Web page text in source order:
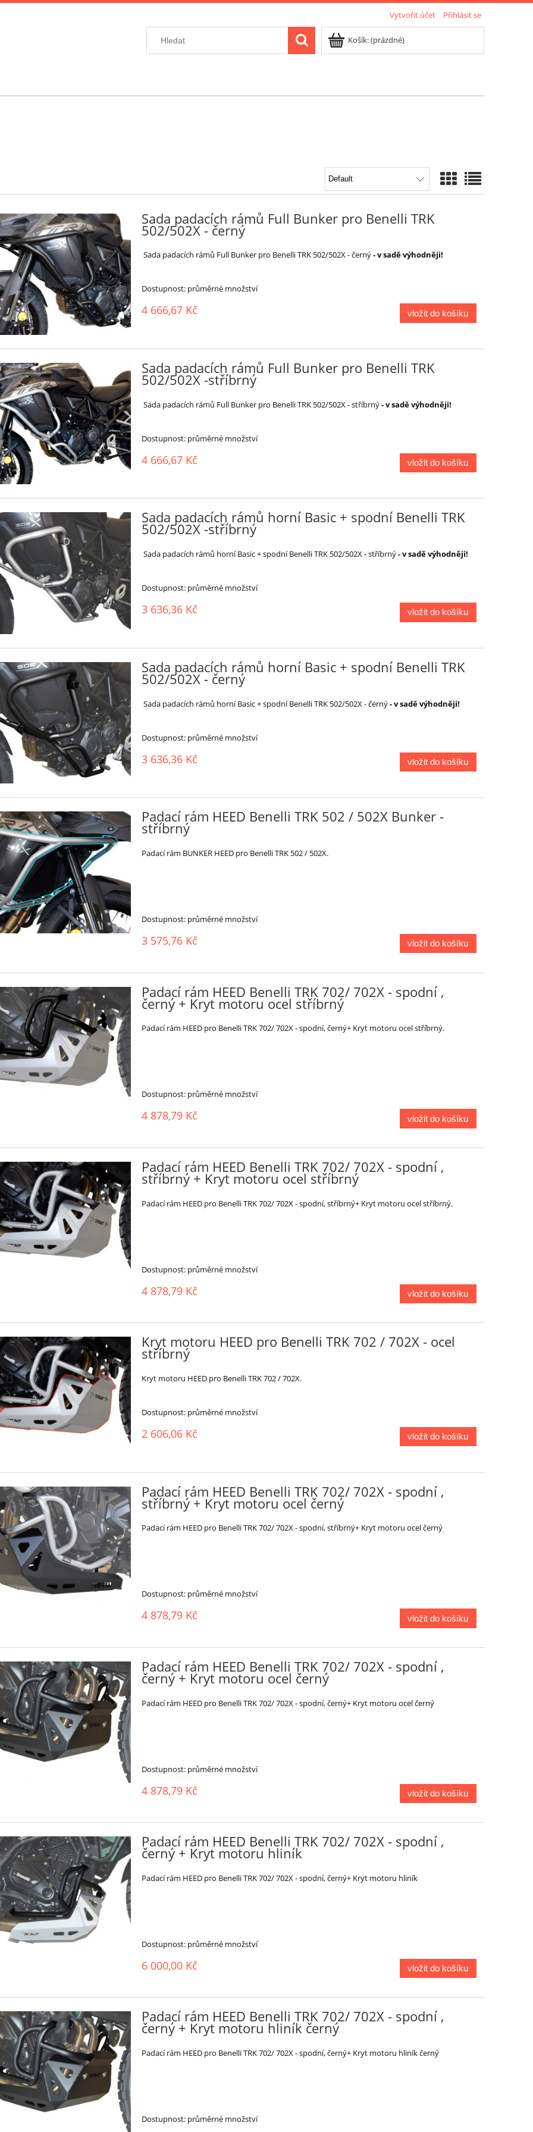
Vytvořit účet Přihlásit se
Košík:(prázdné)
Sada padacích rámů Full Bunker pro Benelli TRK
502/502X - černý
Sada padacích rámů Full Bunker pro Benelli TRK 502/502X - černý- v sadě výhodněji!
Dostupnost: průměrné množství
4 666,67 Kč vložit do košíku
Sada padacích rámů Full Bunker pro Benelli TRK
502/502X -stříbrný
Sada padacích rámů Full Bunker pro Benelli TRK 502/502X - stříbrný- v sadě výhodněji!
Dostupnost: průměrné množství
4 666,67 Kč vložit do košíku
Sada padacích rámů horní Basic + spodní Benelli TRK
502/502X -stříbrný
Sada padacích rámů horní Basic + spodní Benelli TRK 502/502X - stříbrný- v sadě výhodněji!
Dostupnost: průměrné množství
3 636,36 Kč vložit do košíku
Sada padacích rámů horní Basic + spodní Benelli TRK
502/502X - černý
Sada padacích rámů horní Basic + spodní Benelli TRK 502/502X - černý- v sadě výhodněji!
Dostupnost: průměrné množství
3 636,36 Kč vložit do košíku
Padací rám HEED Benelli TRK 502 / 502X Bunker -
stříbrný
Padací rám BUNKER HEED pro Benelli TRK 502 / 502X.
Dostupnost: průměrné množství
3 575,76 Kč vložit do košíku
Padací rám HEED Benelli TRK 702/ 702X - spodní ,
černý + Kryt motoru ocel stříbrný
Padací rám HEED pro Benelli TRK 702/ 702X - spodní, černý+ Kryt motoru ocel stříbrný.
Dostupnost: průměrné množství
4 878,79 Kč vložit do košíku
Padací rám HEED Benelli TRK 702/ 702X - spodní ,
stříbrný + Kryt motoru ocel stříbrný
Padací rám HEED pro Benelli TRK 702/ 702X - spodní, stříbrný+ Kryt motoru ocel stříbrný.
Dostupnost: průměrné množství
4 878,79 Kč vložit do košíku
Kryt motoru HEED pro Benelli TRK 702 / 702X - ocel
stříbrný
Kryt motoru HEED pro Benelli TRK 702 / 702X.
Dostupnost: průměrné množství
2 606,06 Kč vložit do košíku
Padací rám HEED Benelli TRK 702/ 702X - spodní ,
stříbrný + Kryt motoru ocel černý
Padací rám HEED pro Benelli TRK 702/ 702X - spodní, stříbrný+ Kryt motoru ocel černý
Dostupnost: průměrné množství
4 878,79 Kč vložit do košíku
Padací rám HEED Benelli TRK 702/ 702X - spodní ,
černý + Kryt motoru ocel černý
Padací rám HEED pro Benelli TRK 702/ 702X - spodní, černý+ Kryt motoru ocel černý
Dostupnost: průměrné množství
4 878,79 Kč vložit do košíku
Padací rám HEED Benelli TRK 702/ 702X - spodní ,
černý + Kryt motoru hliník
Padací rám HEED pro Benelli TRK 702/ 702X - spodní, černý+ Kryt motoru hliník
Dostupnost: průměrné množství
6 000,00 Kč vložit do košíku
Padací rám HEED Benelli TRK 702/ 702X - spodní ,
černý + Kryt motoru hliník černý
Padací rám HEED pro Benelli TRK 702/ 702X - spodní, černý+ Kryt motoru hliník černý
Dostupnost: průměrné množství